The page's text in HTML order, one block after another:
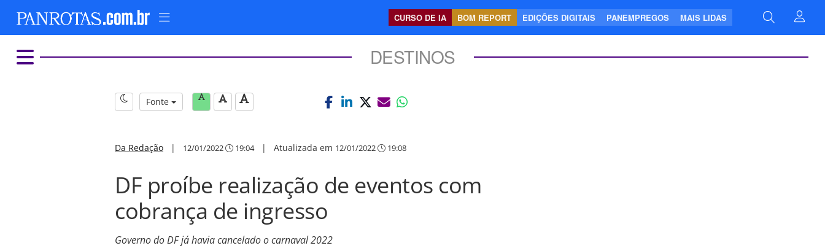
CURSO DE IA BOM REPORT EDIÇÕES DIGITAIS PANEMPREGOS MAIS LIDAS
DESTINOS
Fonte
Da Redação | 12/01/2022 19:04 | Atualizada em 12/01/2022 19:08
DF proíbe realização de eventos com
cobrança de ingresso
Governo do DF já havia cancelado o carnaval 2022